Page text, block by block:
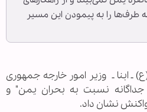
طرف‌ها را به پیمودن این مسیر
ـ ابنا ـ وزیر امور خارجه جمهوری
جداگانه نسبت به بحران یمن" و
نشان داد.